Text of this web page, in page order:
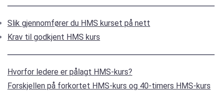
Slik gjennomfører du HMS kurset på nett
Krav til godkjent HMS kurs
Hvorfor ledere er pålagt HMS-kurs?
Forskjellen på forkortet HMS-kurs og 40-timers HMS-kurs